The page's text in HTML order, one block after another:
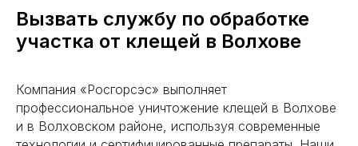
Вызвать службу по обработке
участка от клещей в Волхове
Компания «Росгорсэс» выполняет
профессиональное уничтожение клещей в Волхове
и в Волховском районе, используя современные